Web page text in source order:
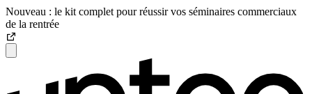
Nouveau : le kit complet pour réussir vos séminaires commerciaux
de la rentrée